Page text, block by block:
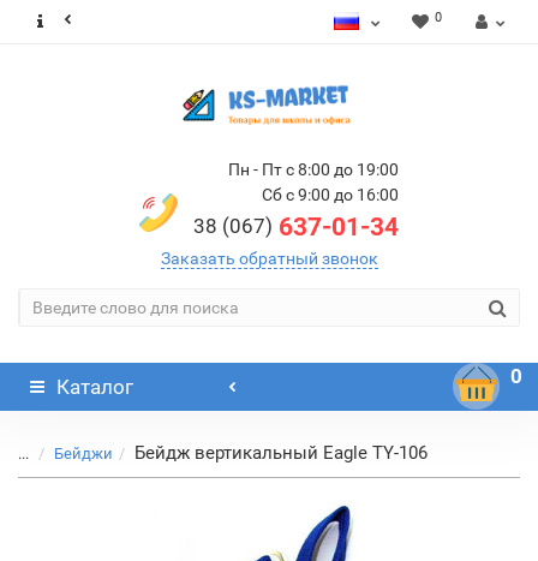
0
Пн - Пт с 8:00 до 19:00
Сб с 9:00 до 16:00
38 (067) 637-01-34
Заказать обратный звонок
Каталог 0
... Бейджи Бейдж вертикальный Eagle TY-106